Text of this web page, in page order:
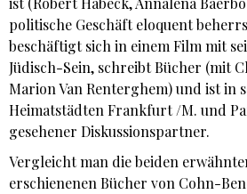
politische Geschäft eloquent
beschäftigt sich in einem Film mit
Jüdisch-Sein, schreibt Bücher (mit
Marion Van Renterghem) und ist in
Heimatstädten Frankfurt /M. und
gesehener Diskussionspartner.
Vergleicht man die beiden
erschienenen Bücher von Cohn-